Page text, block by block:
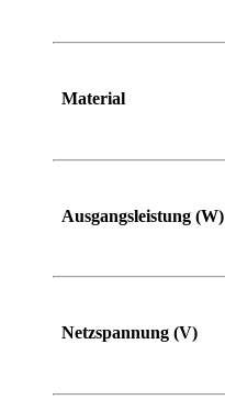
Material
Ausgangsleistung (W)
Netzspannung (V)